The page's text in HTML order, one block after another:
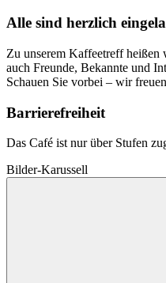
Alle sind herzlich
Zu unserem Kaffeetreff
auch Freunde, Bekannte und
Schauen Sie vorbei – wir
Barrierefreiheit
Das Café ist nur über Stufen
Bilder-Karussell